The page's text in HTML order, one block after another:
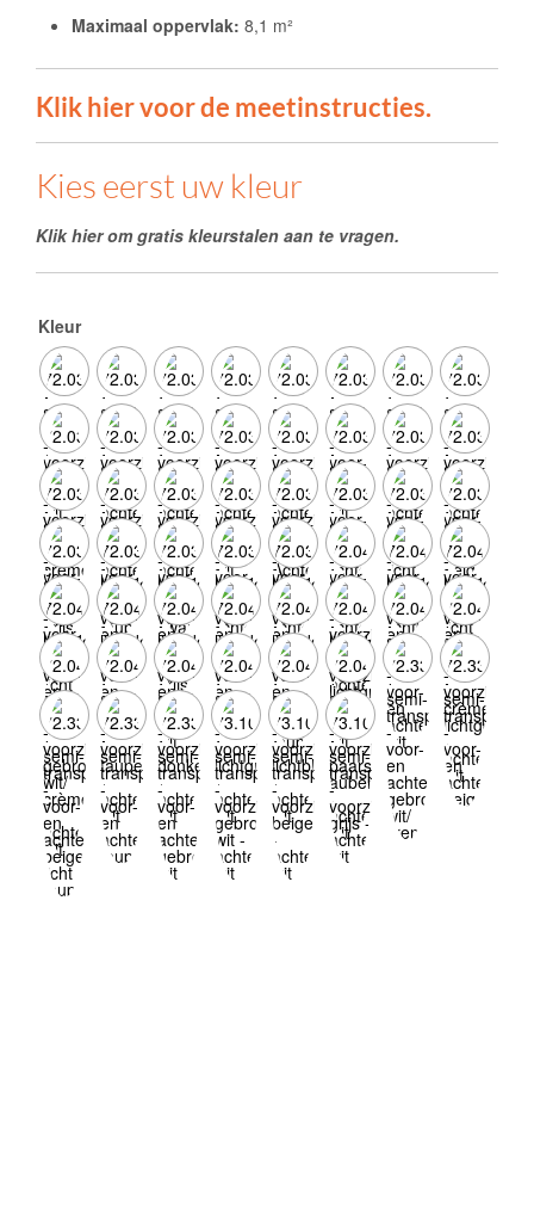
Maximaal oppervlak: 8,1 m²
Klik hier voor de meetinstructies.
Kies eerst uw kleur
Klik hier om gratis kleurstalen aan te vragen.
Kleur